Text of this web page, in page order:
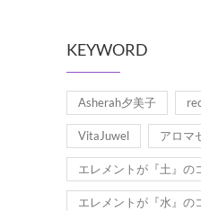
KEYWORD
Asherah夕美子
VitaJuwel アロマ
エレメントが『土』の
エレメントが『水』の